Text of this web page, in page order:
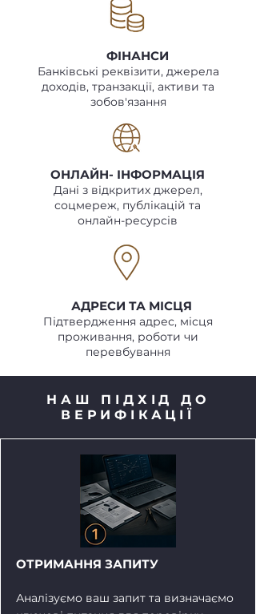
ФІНАНСИ
Банківські реквізити, джерела
доходів, транзакції, активи та
зобов'язання
ОНЛАЙН- ІНФОРМАЦІЯ
Дані з відкритих джерел,
соцмереж, публікацій та
онлайн-ресурсів
АДРЕСИ ТА МІСЦЯ
Підтвердження адрес, місця
проживання, роботи чи
перевбування
НАШ ПІДХІД ДО
ВЕРИФІКАЦІЇ
ОТРИМАННЯ ЗАПИТУ
Аналізуємо ваш запит та визначаємо